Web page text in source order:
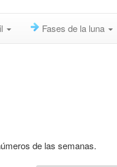
Fases de la luna
de las semanas.